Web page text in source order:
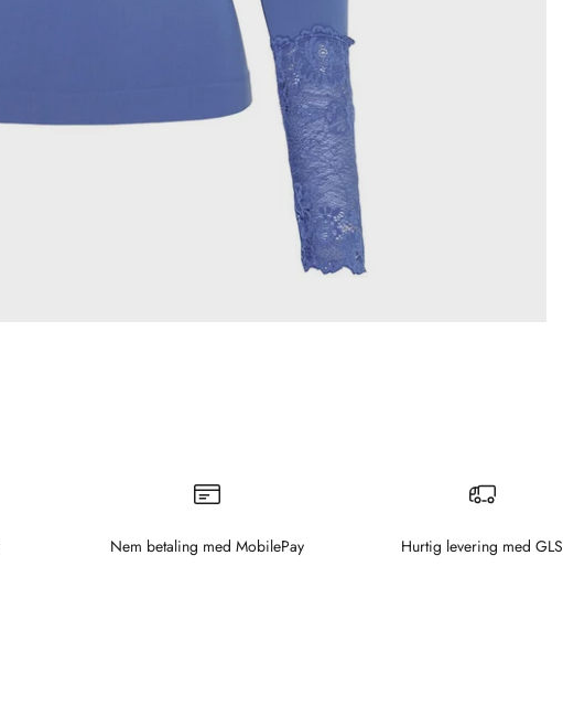
Nem betaling med MobilePay Hurtig levering med GLS